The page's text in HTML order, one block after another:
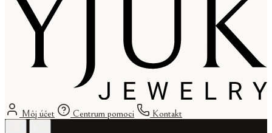
Môj účet Centrum pomoci Kontakt